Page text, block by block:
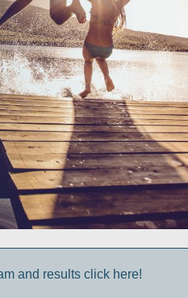
and results click here!